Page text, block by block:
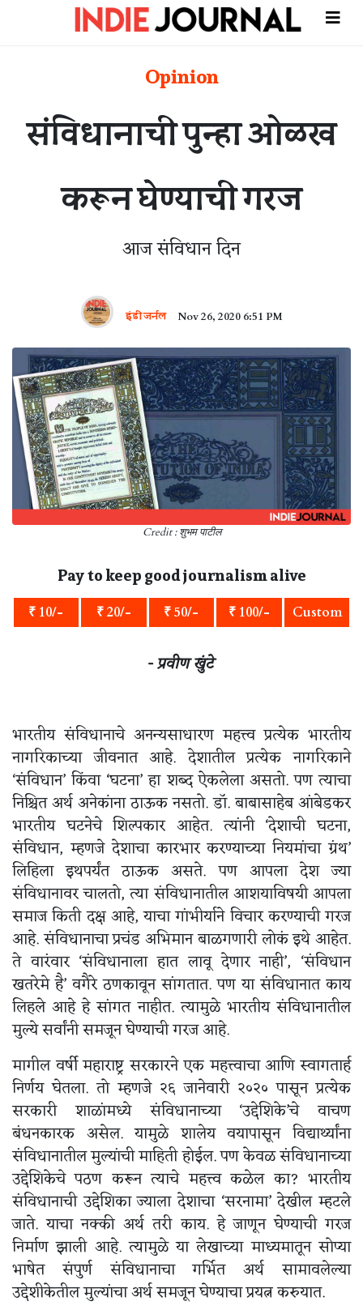
Opinion
संविधानाची पुन्हा ओळख
करून घेण्याची गरज
आज संविधान दिन
इंडी जर्नल Nov 26, 2020 6:51 PM
Credit : शुभम पाटील
Pay to keep good journalism alive
₹ 10/- ₹ 20/- ₹ 50/- ₹ 100/- Custom
- प्रवीण खुंटे
भारतीय संविधानाचे अनन्यसाधारण महत्त्व प्रत्येक भारतीय
नागरिकाच्या जीवनात आहे. देशातील प्रत्येक नागरिकाने
‘संविधान’ किंवा ‘घटना’ हा शब्द ऐकलेला असतो. पण त्याचा
निश्चित अर्थ अनेकांना ठाऊक नसतो. डॉ. बाबासाहेब आंबेडकर
भारतीय घटनेचे शिल्पकार आहेत. त्यांनी ‘देशाची घटना,
संविधान, म्हणजे देशाचा कारभार करण्याच्या नियमांचा ग्रंथ’
लिहिला इथपर्यंत ठाऊक असते. पण आपला देश ज्या
संविधानावर चालतो, त्या संविधानातील आशयाविषयी आपला
समाज किती दक्ष आहे, याचा गांभीर्याने विचार करण्याची गरज
आहे. संविधानाचा प्रचंड अभिमान बाळगणारी लोकं इथे आहेत.
ते वारंवार ‘संविधानाला हात लावू देणार नाही’, ‘संविधान
खतरेमे है’ वगैरे ठणकावून सांगतात. पण या संविधानात काय
लिहले आहे हे सांगत नाहीत. त्यामुळे भारतीय संविधानातील
मुल्ये सर्वांनी समजून घेण्याची गरज आहे.
मागील वर्षी महाराष्ट्र सरकारने एक महत्त्वाचा आणि स्वागतार्ह
निर्णय घेतला. तो म्हणजे २६ जानेवारी २०२० पासून प्रत्येक
सरकारी शाळांमध्ये संविधानाच्या ‘उद्देशिके’चे वाचण
बंधनकारक असेल. यामुळे शालेय वयापासून विद्यार्थ्यांना
संविधानातील मुल्यांची माहिती होईल. पण केवळ संविधानाच्या
उद्देशिकेचे पठण करून त्याचे महत्त्व कळेल का? भारतीय
संविधानाची उद्देशिका ज्याला देशाचा ‘सरनामा’ देखील म्हटले
जाते. याचा नक्की अर्थ तरी काय. हे जाणून घेण्याची गरज
निर्माण झाली आहे. त्यामुळे या लेखाच्या माध्यमातून सोप्या
भाषेत संपुर्ण संविधानाचा गर्भित अर्थ सामावलेल्या
उद्देशीकेतील मुल्यांचा अर्थ समजून घेण्याचा प्रयत्न करुयात.